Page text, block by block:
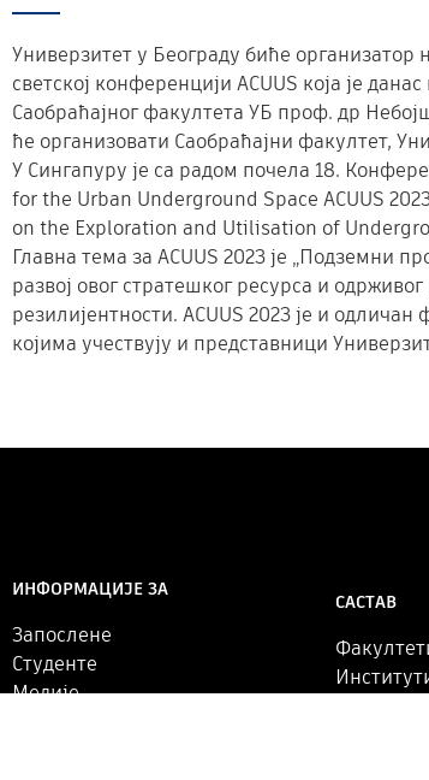
Универзитет у Београду биће
светској конференцији ACUUS која је
Саобраћајног факултета УБ проф. др
ће организовати Саобраћајни факултет,
У Сингапуру је са радом почела 18.
for the Urban Underground Space ACUUS
on the Exploration and Utilisation of
Главна тема за ACUUS 2023 је „Подземни
развој овог стратешког ресурса и
резилијентности. ACUUS 2023 је и
којима учествују и представници
ИНФОРМАЦИЈЕ ЗА
Запослене
Студенте
Медије
САСТАВ